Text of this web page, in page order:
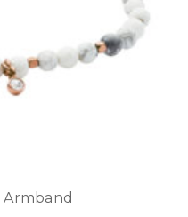
Armband